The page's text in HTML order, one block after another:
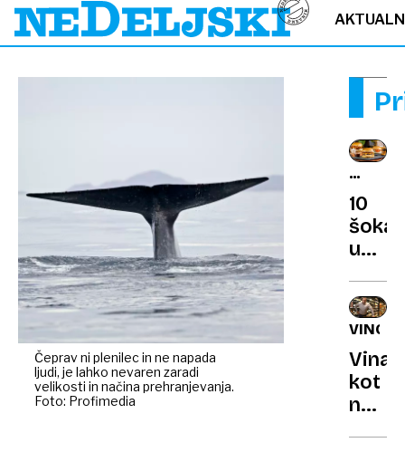
Čeprav ni plenilec in ne napada
ljudi, je lahko nevaren zaradi
velikosti in načina prehranjevanja.
Foto: Profimedia
10
od
srca
do
VINO
Vina
kot